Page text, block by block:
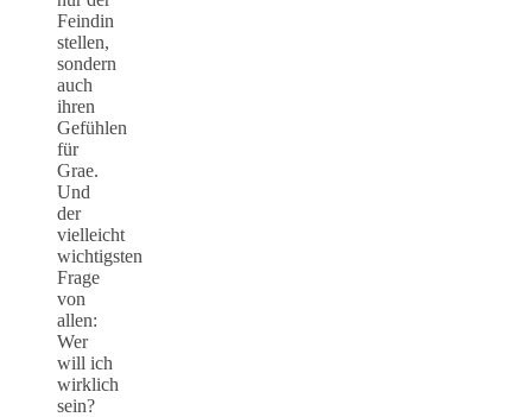
Feindin
stellen,
sondern
auch
ihren
Gefühlen
für
Grae.
Und
der
vielleicht
wichtigsten
Frage
von
allen:
Wer
will ich
wirklich
sein?